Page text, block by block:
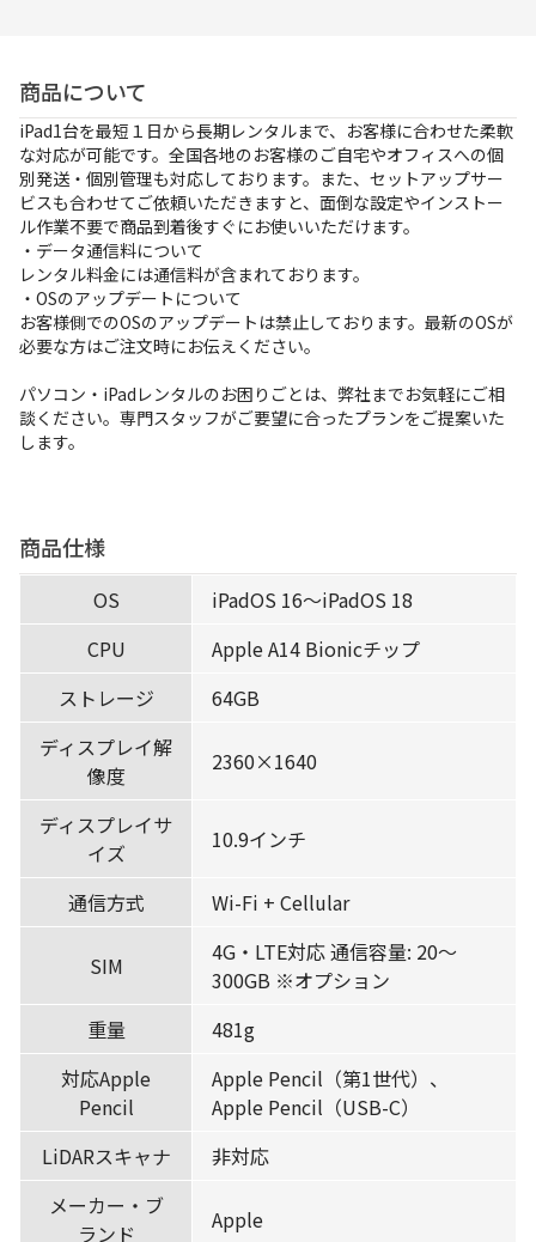
お支払方法
事例紹介
よくあるご質問
会社概要
商品について
iPad1台を最短１日から長期レンタルまで、お客様に合わせた柔軟
な対応が可能です。全国各地のお客様のご自宅やオフィスへの個
別発送・個別管理も対応しております。また、セットアップサー
ビスも合わせてご依頼いただきますと、面倒な設定やインストー
ル作業不要で商品到着後すぐにお使いいただけます。
・データ通信料について
レンタル料金には通信料が含まれております。
・OSのアップデートについて
お客様側でのOSのアップデートは禁止しております。最新のOSが
必要な方はご注文時にお伝えください。
パソコン・iPadレンタルのお困りごとは、弊社までお気軽にご相
談ください。専門スタッフがご要望に合ったプランをご提案いた
します。
商品仕様
OS
iPadOS 16〜iPadOS 18
CPU
Apple A14 Bionicチップ
ストレージ
64GB
ディスプレイ解
像度
2360×1640
ディスプレイサ
イズ
10.9インチ
通信方式 Wi-Fi + Cellular
SIM
4G・LTE対応 通信容量: 20〜
300GB ※オプション
重量
481g
対応Apple
Pencil
Apple Pencil（第1世代）、
Apple Pencil（USB-C）
LiDARスキャナ
非対応
メーカー・ブ
ランド
Apple